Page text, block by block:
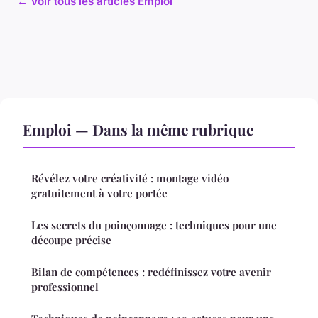
Emploi — Dans la même rubrique
Révélez votre créativité : montage vidéo
gratuitement à votre portée
Les secrets du poinçonnage : techniques pour une
découpe précise
Bilan de compétences : redéfinissez votre avenir
professionnel